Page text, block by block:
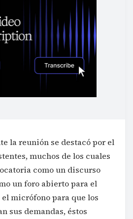
la reunión se destacó por el
muchos de los cuales
como un discurso
un foro abierto para el
micrófono para que los
sus demandas, éstos